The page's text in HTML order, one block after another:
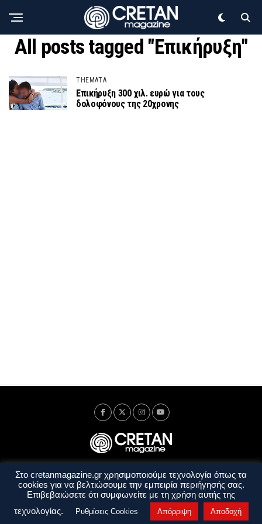
All posts tagged "Επικήρυξη"
THEMATA
Επικήρυξη 300 χιλ. ευρώ για τους
δολοφόνους της 20χρονης
Ταυτότητα Πολιτική Απορρήτου
Όροι Χρήσης
Όροι και Προϋποθέσεις
Στο cretanmagazine.gr χρησιμοποιούμε τεχνολογία όπως τα
cookies για να βελτιώσουμε την εμπειρία περιήγησής σας.
Επιβεβαιώσετε ότι συμφωνείτε με τη χρήση αυτής της
τεχνολογίας.
Ρυθμίσεις Cookies Απόρριψη Αποδοχή